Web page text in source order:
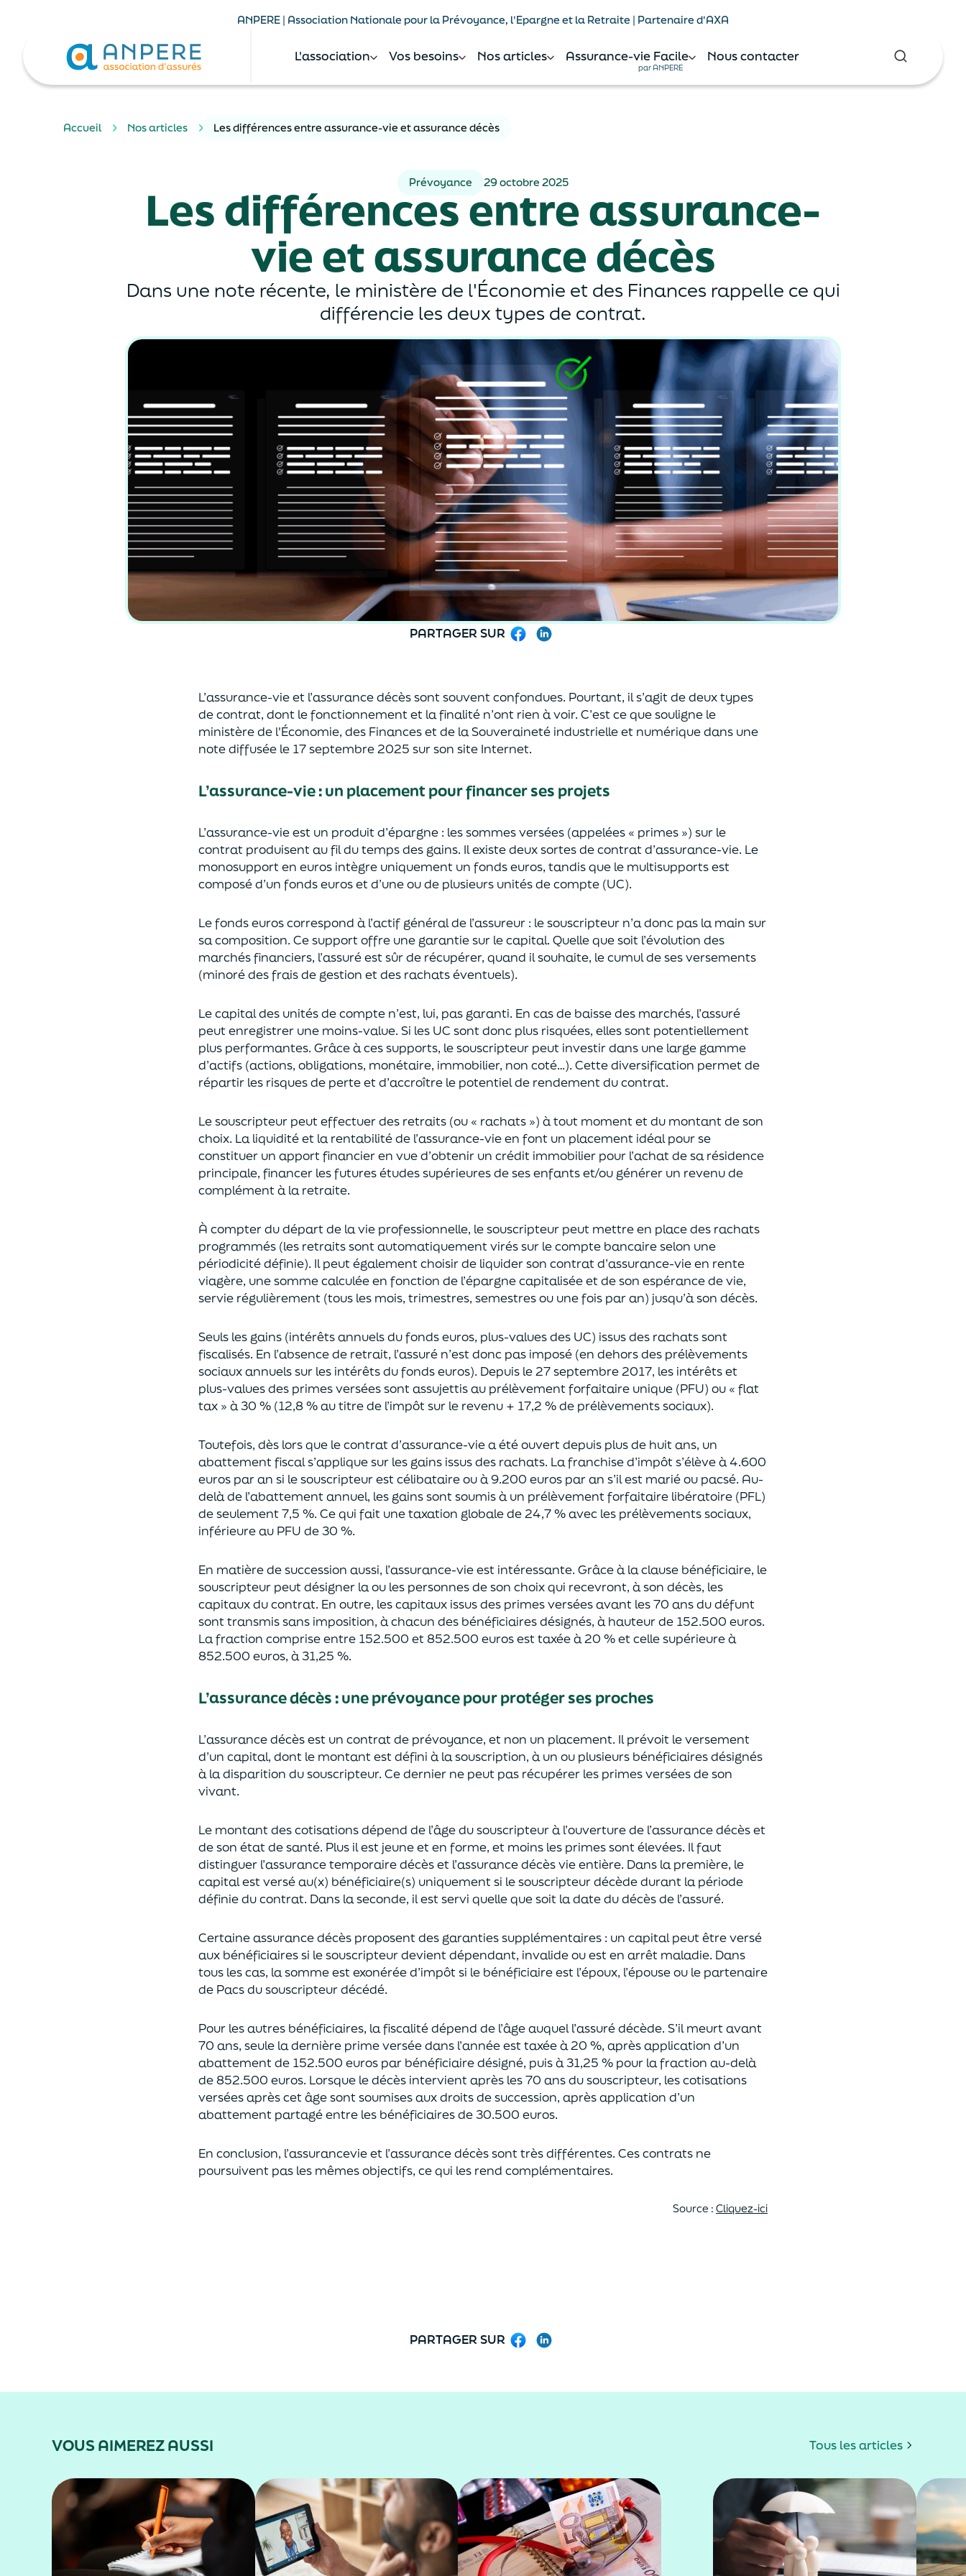
ANPERE | Association Nationale pour la Prévoyance, l'Epargne et la Retraite | Partenaire d'AXA
L'association Vos besoins Nos articles Assurance-vie Facile
par ANPERE
Nous contacter
Accueil Nos articles Les différences entre assurance-vie et assurance décès
Prévoyance 29 octobre 2025
Les différences entre assurance-
vie et assurance décès
Dans une note récente, le ministère de l'Économie et des Finances rappelle ce qui
différencie les deux types de contrat.
PARTAGER SUR Facebook
L’assurance-vie et l’assurance décès sontsouventconfondues. Pourtant, il s’agit de deux types
de contrat, dont le fonctionnement et la finalité n’ont rien à voir. C’est ce que souligne le
ministère de l'Économie, des Financeset de la Souveraineté industrielle et numériquedans une
note diffusée le 17 septembre 2025 sur son site Internet.
L’assurance-vie : un placement pour financer ses projets
L’assurance-vie est un produit d’épargne : les sommes versées (appelées « primes ») sur le
contrat produisent au fil du temps des gains. Il existe deux sortesde contrat d’assurance-vie. Le
monosupport en euros intègre uniquement un fonds euros, tandis que le multisupports est
composé d’un fonds euros et d’une ou de plusieurs unités de compte (UC).
Le fonds euros correspond à l’actif général de l’assureur : le souscripteur n’a donc pas la main sur
sa composition. Ce support offre une garantie sur le capital. Quelle que soit l’évolution des
marchés financiers, l’assuré est sûr de récupérer, quand il souhaite, le cumul de ses versements
(minoré des frais de gestion et des rachats éventuels).
Le capital des unités de compte n’est, lui, pas garanti. En casde baisse des marchés, l’assuré
peut enregistrer une moins-value. Si les UC sont donc plus risquées, elles sont potentiellement
plus performantes. Grâce à ces supports, le souscripteur peut investir dans une large gamme
d’actifs (actions, obligations, monétaire, immobilier, non coté…). Cette diversification permet de
répartir les risques de perte et d’accroître le potentielde rendement du contrat.
Le souscripteur peut effectuer des retraits (ou « rachats ») à tout moment et du montant de son
choix. Laliquiditéet la rentabilité de l’assurance-vie en font un placement idéal pour se
constituer un apport financier en vued’obtenir un crédit immobilier pour l’achat desa résidence
principale, financer les futures études supérieures de ses enfantset/ou générer un revenu de
complément à la retraite.
À compter du départ de la vie professionnelle, le souscripteur peut mettre en place des rachats
programmés (les retraits sont automatiquement virés sur le compte bancaireselon une
périodicité définie). Il peut également choisirde liquider son contrat d’assurance-vie en rente
viagère, une somme calculée en fonction de l’épargne capitalisée et deson espérance de vie,
servie régulièrement (tous les mois, trimestres, semestres ou une fois par an) jusqu’à son décès.
Seuls les gains (intérêts annuels du fonds euros, plus-values des UC) issus des rachats sont
fiscalisés. En l’absence de retrait, l’assuré n’est donc pas imposé (en dehors des prélèvements
sociaux annuels sur les intérêts du fonds euros). Depuis le 27 septembre 2017, les intérêts et
plus-values des primes verséessont assujettis au prélèvement forfaitaire unique (PFU) ou « flat
tax » à 30 % (12,8 % au titre de l’impôt sur le revenu + 17,2 % de prélèvements sociaux).
Toutefois, dès lors que le contrat d’assurance-vie a été ouvert depuis plus de huit ans, un
abattement fiscal s’applique sur les gains issus des rachats. La franchise d’impôts’élève à 4.600
euros par an si le souscripteurest célibataire ou à 9.200 euros par an s’il est marié ou pacsé. Au-
delàde l’abattement annuel, les gains sont soumis à un prélèvement forfaitaire libératoire (PFL)
de seulement 7,5 %. Ce qui fait une taxation globale de24,7 % avec les prélèvements sociaux,
inférieure au PFU de 30 %.
En matière de succession aussi, l’assurance-vie est intéressante. Grâce à la clause bénéficiaire, le
souscripteur peut désigner la ou les personnes de son choix qui recevront, à son décès, les
capitaux du contrat. En outre, les capitaux issus des primes versées avant les 70 ans du défunt
sont transmis sans imposition, à chacun des bénéficiaires désignés, à hauteur de 152.500 euros.
La fraction comprise entre 152.500 et 852.500 eurosest taxée à 20 % et celle supérieure à
852.500 euros, à 31,25 %.
L’assurance décès :une prévoyancepour protéger ses proches
L’assurance décès est un contrat de prévoyance, et non un placement. Il prévoit le versement
d’un capital, dont le montant est défini à la souscription, à un ou plusieurs bénéficiaires désignés
à la disparition du souscripteur. Ce dernier ne peut pas récupérer les primes versées de son
vivant.
Le montant des cotisations dépend de l’âgedu souscripteur à l’ouverture de l’assurance décès et
de son état de santé. Plus il est jeuneet en forme, et moins les primes sont élevées. Il faut
distinguer l’assurance temporaire décès et l’assurancedécèsvie entière. Dans la première, le
capital estversé au(x) bénéficiaire(s) uniquementsi le souscripteur décède durant la période
définie du contrat. Dans la seconde, il est servi quelle que soit la date du décès de l’assuré.
Certaine assurance décès proposentdes garanties supplémentaires : un capitalpeut être versé
aux bénéficiaires si le souscripteur devient dépendant, invalide ouest en arrêt maladie. Dans
tous les cas, la somme est exonérée d’impôt si le bénéficiaire est l’époux, l’épouse ou le partenaire
de Pacsdu souscripteur décédé.
Pour les autres bénéficiaires, la fiscalité dépend de l’âgeauquell’assuré décède. S’il meurt avant
70 ans, seule la dernière prime versée dans l’année esttaxée à 20 %, après application d’un
abattement de 152.500 euros par bénéficiaire désigné, puis à 31,25 % pour la fraction au-delà
de852.500 euros. Lorsque le décès intervient après les 70 ans du souscripteur, les cotisations
versées après cet âge sont soumises aux droits de succession, après application d’un
abattement partagé entre les bénéficiaires de 30.500 euros.
En conclusion, l’assurancevie et l’assurance décès sont très différentes. Ces contrats ne
poursuivent pas les mêmes objectifs, ce qui les rend complémentaires.
Source : Cliquez-ici
PARTAGER SUR Facebook
VOUS AIMEREZ AUSSI Tous les articles